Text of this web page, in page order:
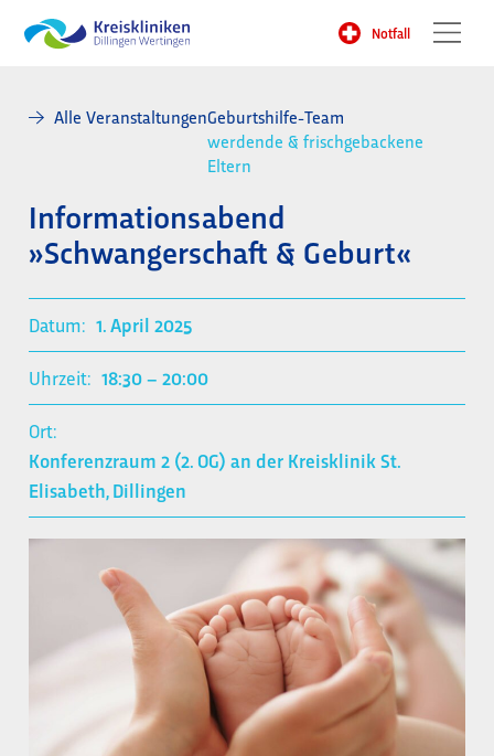
Notfall
Geburtshilfe-Team
werdende & frischgebackene
Eltern
Alle Veranstaltungen
Informationsabend
»Schwangerschaft & Geburt«
Datum: 1. April 2025
Uhrzeit: 18:30– 20:00
Ort:
Konferenzraum 2 (2. OG) an der Kreisklinik St.
Elisabeth, Dillingen